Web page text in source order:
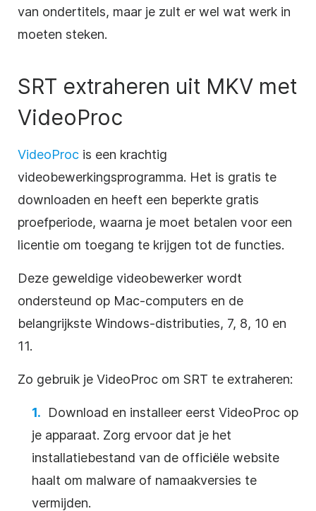
van ondertitels, maar je zult er wel wat werk in
moeten steken.
SRT extraheren uit MKV met
VideoProc
VideoProc is een krachtig
videobewerkingsprogramma. Het is gratis te
downloaden en heeft een beperkte gratis
proefperiode, waarna je moet betalen voor een
licentie om toegang te krijgen tot de functies.
Deze geweldige videobewerker wordt
ondersteund op Mac-computers en de
belangrijkste Windows-distributies, 7, 8, 10 en
11.
Zo gebruik je VideoProc om SRT te extraheren:
Download en installeer eerst VideoProc op
je apparaat. Zorg ervoor dat je het
installatiebestand van de officiële website
haalt om malware of namaakversies te
vermijden.